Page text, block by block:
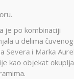
je po kombinaciji
u delima čuvenog
i Marka
kao objekat